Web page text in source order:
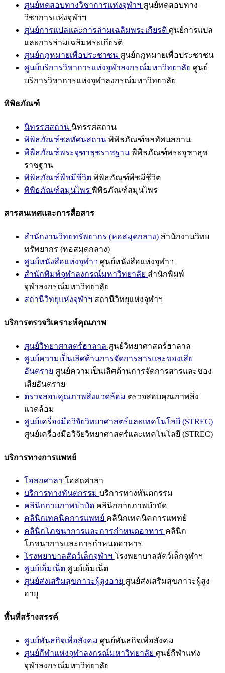
ศูนย์ทดสอบทางวิชาการแห่งจุฬาฯ ศูนย์ทดสอบทาง
วิชาการแห่งจุฬาฯ
ศูนย์การแปลและการล่ามเฉลิมพระเกียรติ ศูนย์การแปล
และการล่ามเฉลิมพระเกียรติ
ศูนย์กฎหมายเพื่อประชาชน ศูนย์กฎหมายเพื่อประชาชน
ศูนย์บริการวิชาการแห่งจุฬาลงกรณ์มหาวิทยาลัย ศูนย์
บริการวิชาการแห่งจุฬาลงกรณ์มหาวิทยาลัย
พิพิธภัณฑ์
นิทรรศสถาน นิทรรศสถาน
พิพิธภัณฑ์ชลทัศนสถาน พิพิธภัณฑ์ชลทัศนสถาน
พิพิธภัณฑ์พระจุฑาธุชราชฐาน พิพิธภัณฑ์พระจุฑาธุช
ราชฐาน
พิพิธภัณฑ์พืชมีชีวิต พิพิธภัณฑ์พืชมีชีวิต
พิพิธภัณฑ์สมุนไพร พิพิธภัณฑ์สมุนไพร
สารสนเทศและการสื่อสาร
สำนักงานวิทยทรัพยากร (หอสมุดกลาง) สำนักงานวิทย
ทรัพยากร (หอสมุดกลาง)
ศูนย์หนังสือแห่งจุฬาฯ ศูนย์หนังสือแห่งจุฬาฯ
สำนักพิมพ์จุฬาลงกรณ์มหาวิทยาลัย สำนักพิมพ์
จุฬาลงกรณ์มหาวิทยาลัย
สถานีวิทยุแห่งจุฬาฯ สถานีวิทยุแห่งจุฬาฯ
บริการตรวจวิเคราะห์คุณภาพ
ศูนย์วิทยาศาสตร์ฮาลาล ศูนย์วิทยาศาสตร์ฮาลาล
ศูนย์ความเป็นเลิศด้านการจัดการสารและของเสีย
อันตราย ศูนย์ความเป็นเลิศด้านการจัดการสารและของ
เสียอันตราย
ตรวจสอบคุณภาพสิ่งแวดล้อม ตรวจสอบคุณภาพสิ่ง
แวดล้อม
ศูนย์เครื่องมือวิจัยวิทยาศาสตร์และเทคโนโลยี (STREC)
ศูนย์เครื่องมือวิจัยวิทยาศาสตร์และเทคโนโลยี (STREC)
บริการทางการแพทย์
โอสถศาลา โอสถศาลา
บริการทางทันตกรรม บริการทางทันตกรรม
คลินิกกายภาพบำบัด คลินิกกายภาพบำบัด
คลินิกเทคนิคการแพทย์ คลินิกเทคนิคการแพทย์
คลินิกโภชนาการและการกำหนดอาหาร คลินิก
โภชนาการและการกำหนดอาหาร
โรงพยาบาลสัตว์เล็กจุฬาฯ โรงพยาบาลสัตว์เล็กจุฬาฯ
ศูนย์เอ็มเน็ต ศูนย์เอ็มเน็ต
ศูนย์ส่งเสริมสุขภาวะผู้สูงอายุ ศูนย์ส่งเสริมสุขภาวะผู้สูง
อายุ
พื้นที่สร้างสรรค์
ศูนย์พันธกิจเพื่อสังคม ศูนย์พันธกิจเพื่อสังคม
ศูนย์กีฬาแห่งจุฬาลงกรณ์มหาวิทยาลัย ศูนย์กีฬาแห่ง
จุฬาลงกรณ์มหาวิทยาลัย